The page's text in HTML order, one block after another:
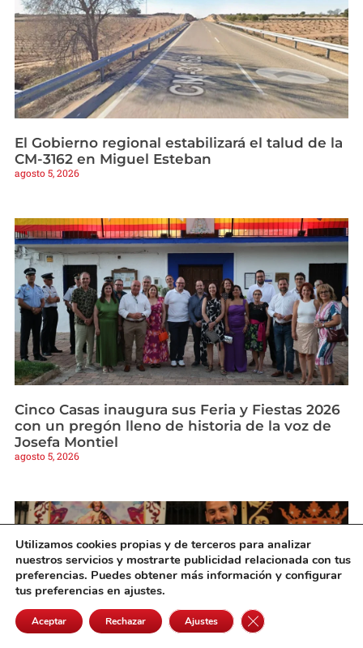
El Gobierno regional estabilizará el talud de la
CM-3162 en Miguel Esteban
agosto 5, 2026
Cinco Casas inaugura sus Feria y Fiestas 2026
con un pregón lleno de historia de la voz de
Josefa Montiel
agosto 5, 2026
Utilizamos cookies propias y de terceros para analizar
nuestros servicios y mostrarte publicidad relacionada con tus
preferencias. Puedes obtener más información y configurar
tus preferencias en ajustes.
Aceptar Rechazar Ajustes Cerrar el banner de